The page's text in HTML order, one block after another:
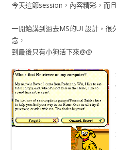
今天這節session，內容精彩，而
一開始講到過去MS的UI 設計，很
念，
到最後只有小狗活下來@@